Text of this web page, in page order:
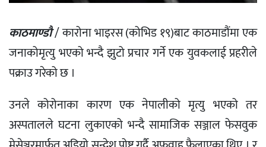
काठमाण्डौ/ कारोना भाइरस (कोभिड १९)बाट काठमाडौंमा एक
जनाकोमृत्यु भएको भन्दै झुटो प्रचार गर्ने एक युवकलाई प्रहरीले
पक्राउ गरेको छ ।
उनले कोरोनाका कारण एक नेपालीको मृत्यु भएको तर
अस्पतालले घटना लुकाएको भन्दै सामाजिक सञ्जाल फेसवुक